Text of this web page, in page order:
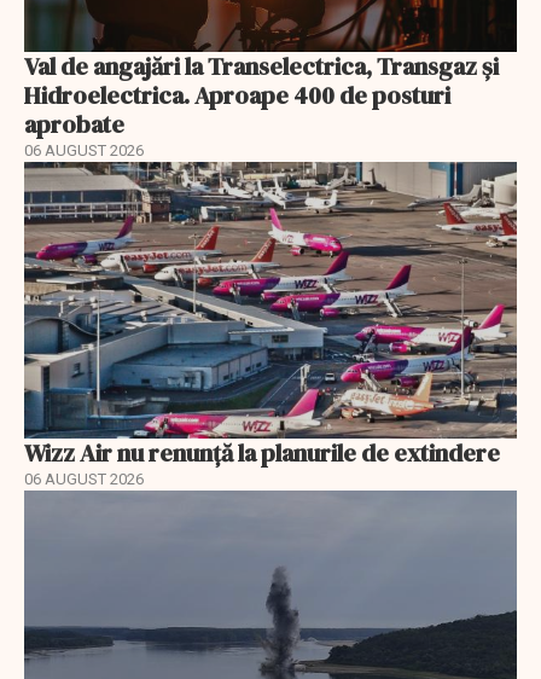
Val de angajări la Transelectrica, Transgaz și
Hidroelectrica. Aproape 400 de posturi
aprobate
06 AUGUST 2026
Wizz Air nu renunță la planurile de extindere
06 AUGUST 2026